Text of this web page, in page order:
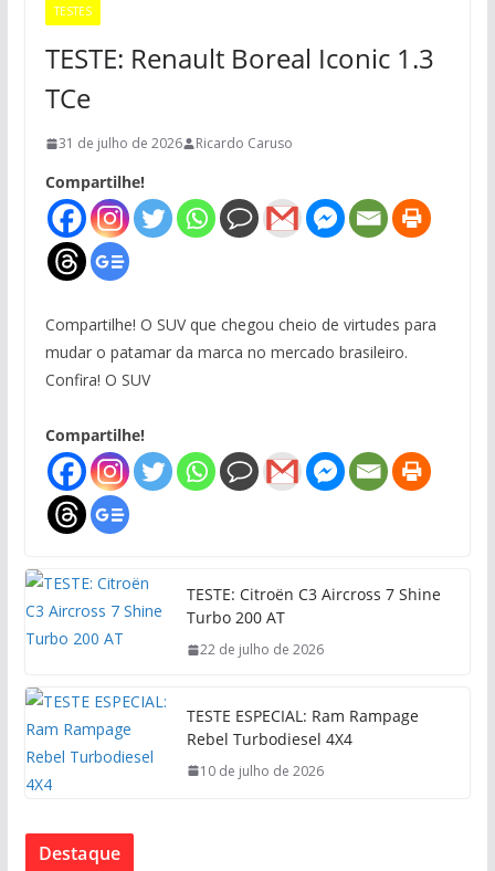
TESTES
TESTE: Renault Boreal Iconic 1.3
TCe
31 de julho de 2026 Ricardo Caruso
Compartilhe!
Compartilhe! O SUV que chegou cheio de virtudes para
mudar o patamar da marca no mercado brasileiro.
Confira! O SUV
Compartilhe!
TESTE: Citroën C3 Aircross 7 Shine
Turbo 200 AT
22 de julho de 2026
TESTE ESPECIAL: Ram Rampage
Rebel Turbodiesel 4X4
10 de julho de 2026
Destaque